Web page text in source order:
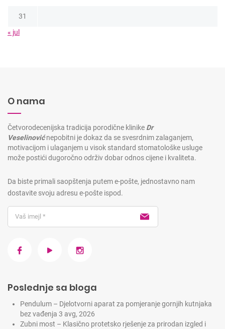
31
« jul
O nama
Četvorodecenijska tradicija porodične klinike Dr
Veselinovićnepobitni je dokaz da se svesrdnim zalaganjem,
motivacijom i ulaganjem u visok standard stomatološke usluge
može postići dugoročno održiv dobar odnos cijene i kvaliteta.
Da biste primali saopštenja putem e-pošte, jednostavno nam
dostavite svoju adresu e-pošte ispod.
Poslednje sa bloga
Pendulum – Djelotvorni aparat za pomjeranje gornjih kutnjaka
bez vađenja 3 avg, 2026
Zubni most – Klasično protetsko rješenje za prirodan izgled i